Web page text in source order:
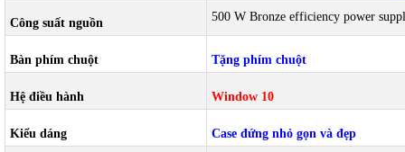
Công suất nguồn 500 W Bronze efficiency power
Bàn phím chuột Tặng phím chuột
Hệ điều hành Window 10
Kiểu dáng Case đứng nhỏ gọn và đẹp